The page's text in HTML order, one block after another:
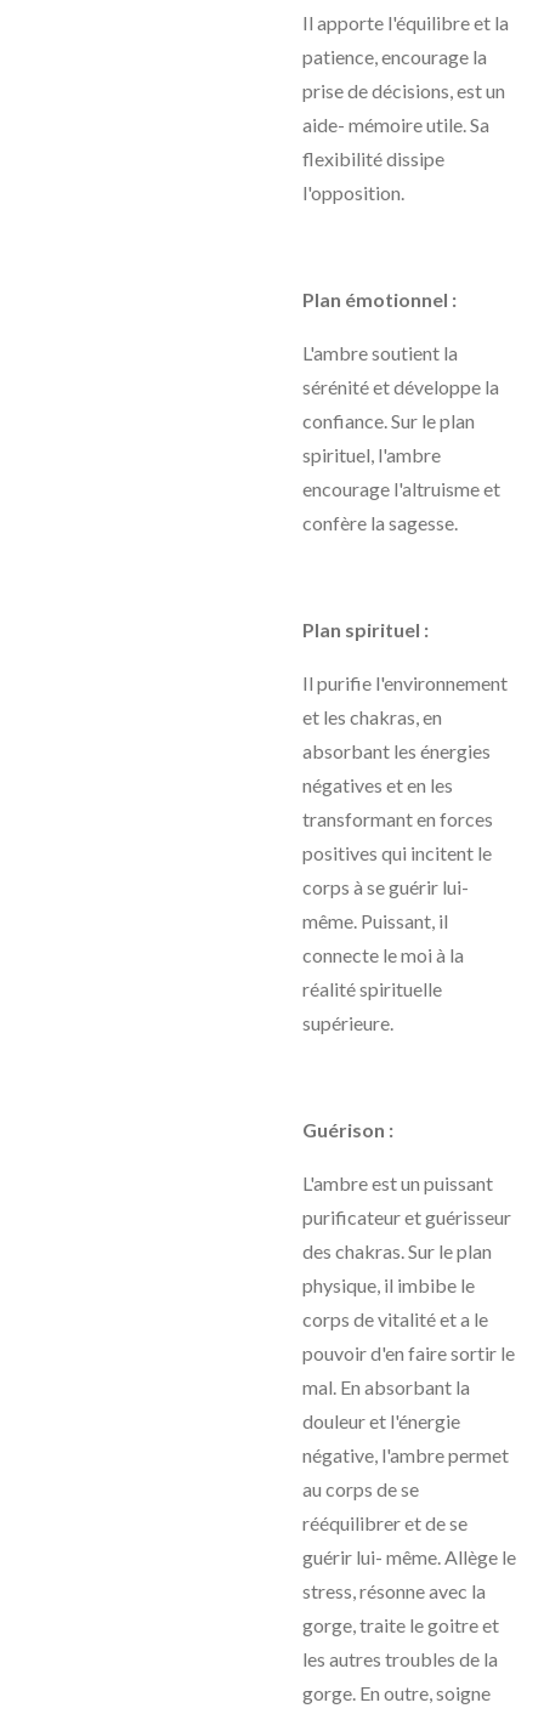
Il apporte l'équilibre et la
patience, encourage la
prise de décisions, est un
aide- mémoire utile. Sa
flexibilité dissipe
l'opposition.
Plan émotionnel :
L'ambre soutient la
sérénité et développe la
confiance. Sur le plan
spirituel, l'ambre
encourage l'altruisme et
confère la sagesse.
Plan spirituel :
Il purifie l'environnement
et les chakras, en
absorbant les énergies
négatives et en les
transformant en forces
positives qui incitent le
corps à se guérir lui-
même. Puissant, il
connecte le moi à la
réalité spirituelle
supérieure.
Guérison :
L'ambre est un puissant
purificateur et guérisseur
des chakras. Sur le plan
physique, il imbibe le
corps de vitalité et a le
pouvoir d'en faire sortir le
mal. En absorbant la
douleur et l'énergie
négative, l'ambre permet
au corps de se
rééquilibrer et de se
guérir lui- même. Allège le
stress, résonne avec la
gorge, traite le goitre et
les autres troubles de la
gorge. En outre, soigne